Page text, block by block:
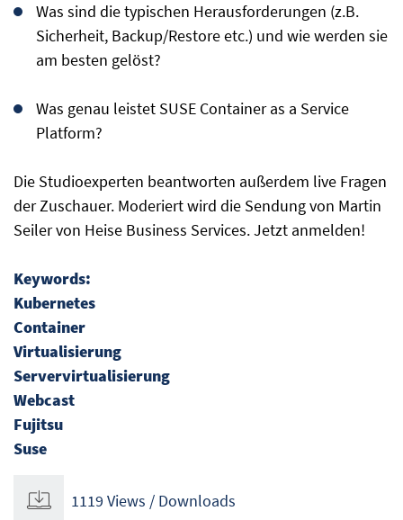
Was sind die typischen Herausforderungen (z.B.
Sicherheit, Backup/Restore etc.) und wie werden sie
am besten gelöst?
Was genau leistet SUSE Container as a Service
Platform?
Die Studioexperten beantworten außerdem live Fragen
der Zuschauer. Moderiert wird die Sendung von Martin
Seiler von Heise Business Services. Jetzt anmelden!
Keywords:
Kubernetes
Container
Virtualisierung
Servervirtualisierung
Webcast
Fujitsu
Suse
1119 Views / Downloads